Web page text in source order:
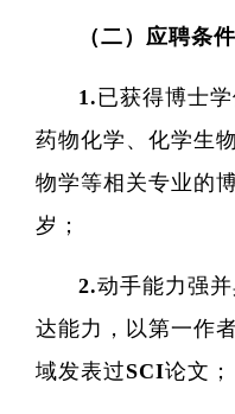
（二）应聘条件
1.已获得博士
药物化学、化学生
物学等相关专业的
岁；
2.动手能力强
达能力，以第一作
域发表过SCI论文；